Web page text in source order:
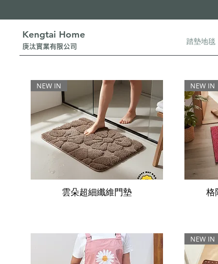
Kengtai Home
​庚汰實業有限公司
踏墊地毯
NEW IN
雲朵超細纖維門墊
NEW IN
格
NEW IN